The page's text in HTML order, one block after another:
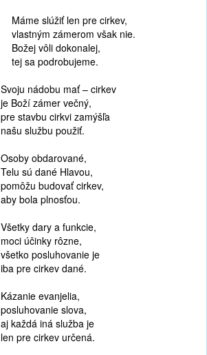
Máme slúžiť len pre cirkev,
vlastným zámerom však nie.
Božej vôli dokonalej,
tej sa podrobujeme.
Svoju nádobu mať – cirkev
je Boží zámer večný,
pre stavbu cirkvi zamýšľa
našu službu použiť.
Osoby obdarované,
Telu sú dané Hlavou,
pomôžu budovať cirkev,
aby bola plnosťou.
Všetky dary a funkcie,
moci účinky rôzne,
všetko posluhovanie je
iba pre cirkev dané.
Kázanie evanjelia,
posluhovanie slova,
aj každá iná služba je
len pre cirkev určená.